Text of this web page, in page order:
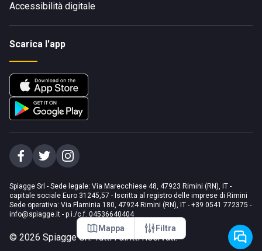
Mappa Filtra
Accessibilità digitale
Scarica l'app
Spiagge Srl - Sede legale: Via Marecchiese 48, 47923 Rimini (RN), IT -
capitale sociale Euro 31245,57 - Iscritta al registro delle imprese di Rimini
Sede operativa: Via Flaminia 180, 47924 Rimini (RN), IT - +39 0541 772375 -
info@spiagge.it - p.i./c.f. 04536640404
© 2026 Spiagge Srl. Tutti i diritti riservati.